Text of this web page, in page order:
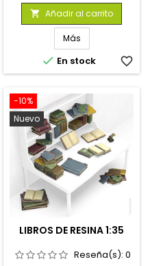
base
 Añadir al carrito
Más
 En stock favorite_border
-10%
Nuevo
LIBROS DE RESINA 1:35
Reseña(s): 0